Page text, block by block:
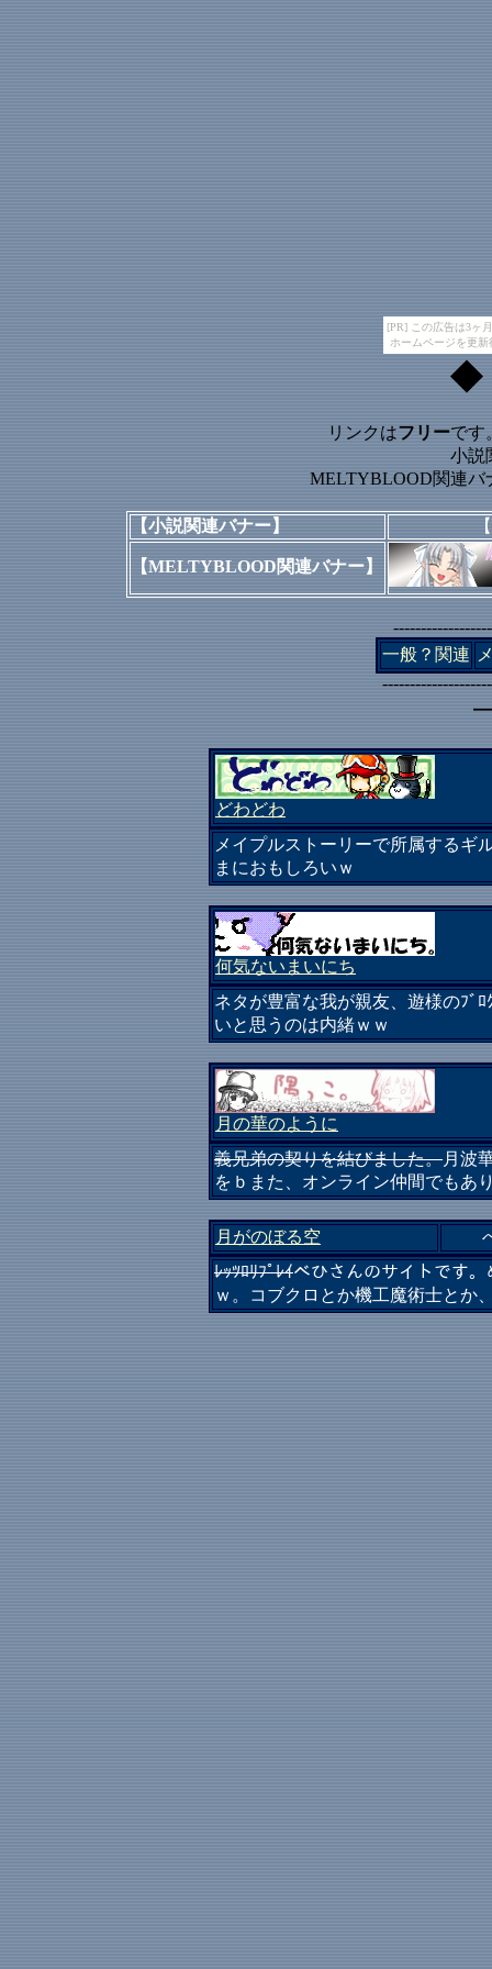
[PR] この広告は3ヶ
ホームページを更
◆
リンクはフリーです
小説
MELTYBLOOD関連バ
【小説関連バナー】
【MELTYBLOOD関連バナー】
一般？関連
どわどわ
メイプルストーリーで所属するギ
まにおもしろいｗ
何気ないまいにち
ネタが豊富な我が親友、遊様のﾌﾞ
いと思うのは内緒ｗｗ
月の華のように
義兄弟の契りを結びました。月波
をｂまた、オンライン仲間でもあ
月がのぼる空
ﾚｯﾂﾛﾘﾌﾟﾚｲべひさんのサイトです
ｗ。コブクロとか機工魔術士とか